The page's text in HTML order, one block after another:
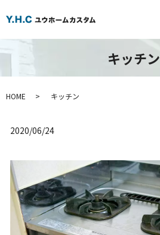
キッチン
HOME キッチン
2020/06/24